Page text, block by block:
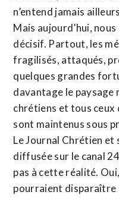
n’entend jamais
Mais aujourd’hui,
décisif. Partout, les
fragilisés, attaqués,
quelques grandes
davantage le paysage
chrétiens et tous
sont maintenus sous
Le Journal Chrétien et
diffusée sur le canal
pas à cette réalité.
pourraient disparaître